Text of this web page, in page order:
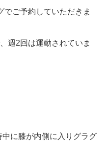
でご予約していただきま
週2回は運動されていま
に膝が内側に入りグラグ